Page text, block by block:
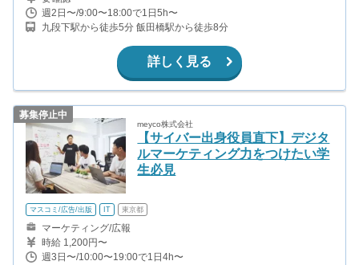
週2日〜/9:00〜18:00で1日5h〜
九段下駅から徒歩5分 飯田橋駅から徒歩8分
詳しく見る
募集停止中
meyco株式会社
【サイバー出身役員直下】デジタ
ルマーケティング力をつけたい学
生必見
マスコミ/広告/出版 IT 東京都
マーケティング/広報
時給 1,200円〜
週3日〜/10:00〜19:00で1日4h〜